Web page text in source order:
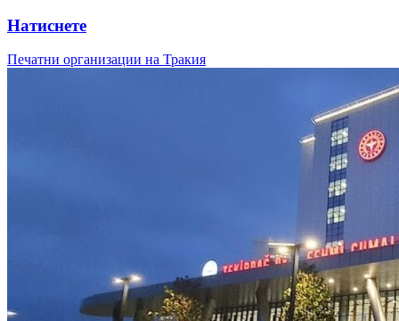
Натиснете
Печатни организации на Тракия